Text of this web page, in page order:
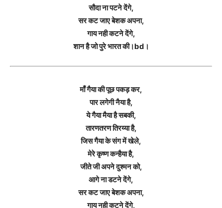
सौदा ना पटने देंगे,
सर कट जाए बेशक अपना,
गाय नही कटने देंगे,
शान है जो पुरे भारत की।bd।
माँ गैया की पूछ पकड़ कर,
पार लगेगी नैया है,
ये गैया मैया है सबकी,
तारणतरण तिरय्या है,
जिस गैया के संग में खेले,
मेरे कृष्ण कन्हैया है,
जीते जी अपने दुश्मन को,
आगे ना डटने देंगे,
सर कट जाए बेशक अपना,
गाय नही कटने देंगे,